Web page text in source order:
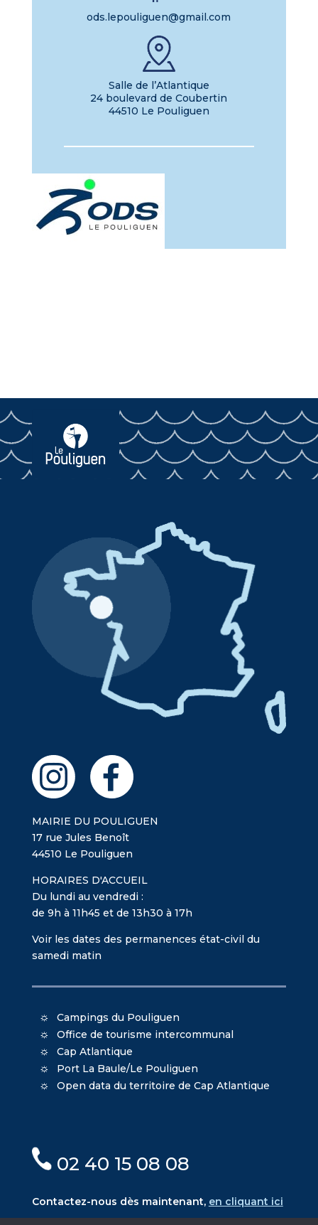
ods.lepouliguen@gmail.com
Salle de l’Atlantique
24 boulevard de Coubertin
44510 Le Pouliguen
MAIRIE DU POULIGUEN
17 rue Jules Benoît
44510 Le Pouliguen
HORAIRES D'ACCUEIL
Du lundi au vendredi :
de 9h à 11h45 et de 13h30 à 17h
Voir les dates des permanences état-civil du
samedi matin
Campings du Pouliguen
Office de tourisme intercommunal
Cap Atlantique
Port La Baule/Le Pouliguen
Open data du territoire de Cap Atlantique
02 40 15 08 08
Contactez-nous dès maintenant, en cliquant ici